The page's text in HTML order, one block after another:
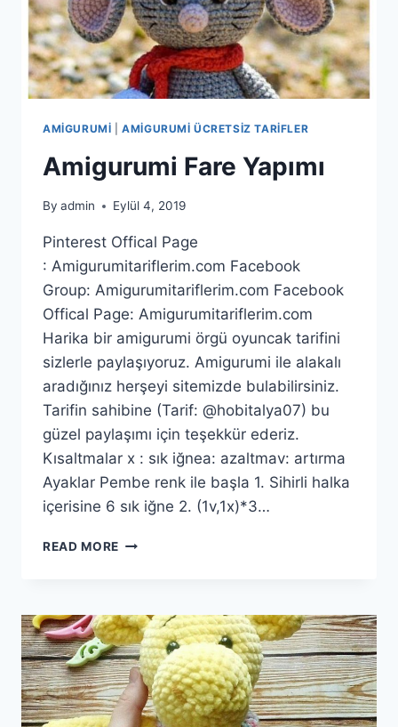
AMIGURUMI |AMIGURUMI ÜCRETSIZ TARIFLER
Amigurumi Fare Yapımı
By admin Eylül 4, 2019
Pinterest Offical Page
: Amigurumitariflerim.com Facebook
Group: Amigurumitariflerim.com Facebook
Offical Page: Amigurumitariflerim.com
Harika bir amigurumi örgü oyuncak tarifini
sizlerle paylaşıyoruz. Amigurumi ile alakalı
aradığınız herşeyi sitemizde bulabilirsiniz.
Tarifin sahibine (Tarif: @hobitalya07) bu
güzel paylaşımı için teşekkür ederiz.
Kısaltmalar x : sık iğnea: azaltmav: artırma
Ayaklar Pembe renk ile başla 1. Sihirli halka
içerisine 6 sık iğne 2. (1v,1x)*3…
READ MORE AMIGURUMI